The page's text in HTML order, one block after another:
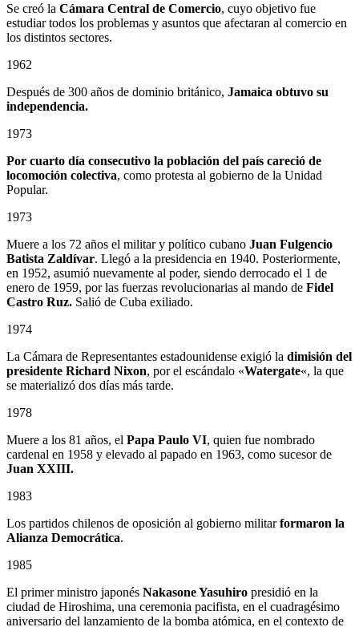
Se creó la Cámara Central de Comercio, cuyo objetivo fue
estudiar todos los problemas y asuntos que afectaran al comercio en
los distintos sectores.
1962
Después de 300 años de dominio británico, Jamaica obtuvo su
independencia.
1973
Por cuarto día consecutivo la población del país careció de
locomoción colectiva, como protesta al gobierno de la Unidad
Popular.
1973
Muere a los 72 años el militar y político cubano Juan Fulgencio
Batista Zaldívar. Llegó a la presidencia en 1940. Posteriormente,
en 1952, asumió nuevamente al poder, siendo derrocado el 1 de
enero de 1959, por las fuerzas revolucionarias al mando de Fidel
Castro Ruz. Salió de Cuba exiliado.
1974
La Cámara de Representantes estadounidense exigió la dimisión del
presidente Richard Nixon, por el escándalo «Watergate«, la que
se materializó dos días más tarde.
1978
Muere a los 81 años, el Papa Paulo VI, quien fue nombrado
cardenal en 1958 y elevado al papado en 1963, como sucesor de
Juan XXIII.
1983
Los partidos chilenos de oposición al gobierno militarformaron la
Alianza Democrática.
1985
El primer ministro japonés Nakasone Yasuhiro presidió en la
ciudad de Hiroshima, una ceremonia pacifista, en el cuadragésimo
aniversario del lanzamiento de la bomba atómica, en el contexto de